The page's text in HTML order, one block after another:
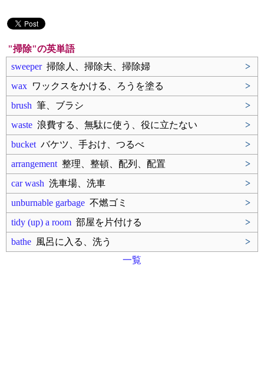
"掃除"の英単語
sweeper掃除人、掃除夫、掃除婦
>
wax ワックスをかける、ろうを塗る
>
brush 筆、ブラシ
>
waste 浪費する、無駄に使う、役に立たない
>
bucket バケツ、手おけ、つるべ
>
arrangement 整理、整頓、配列、配置
>
car wash 洗車場、洗車
>
unburnable garbage 不燃ゴミ
>
tidy (up) a room 部屋を片付ける
>
bathe 風呂に入る、洗う
>
一覧